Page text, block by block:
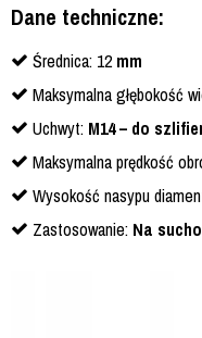
Dane techniczne:
Średnica: 12mm
Maksymalna głębokość
Uchwyt: M14 – do
Maksymalna prędkość
Wysokość nasypu
Zastosowanie: Na sucho